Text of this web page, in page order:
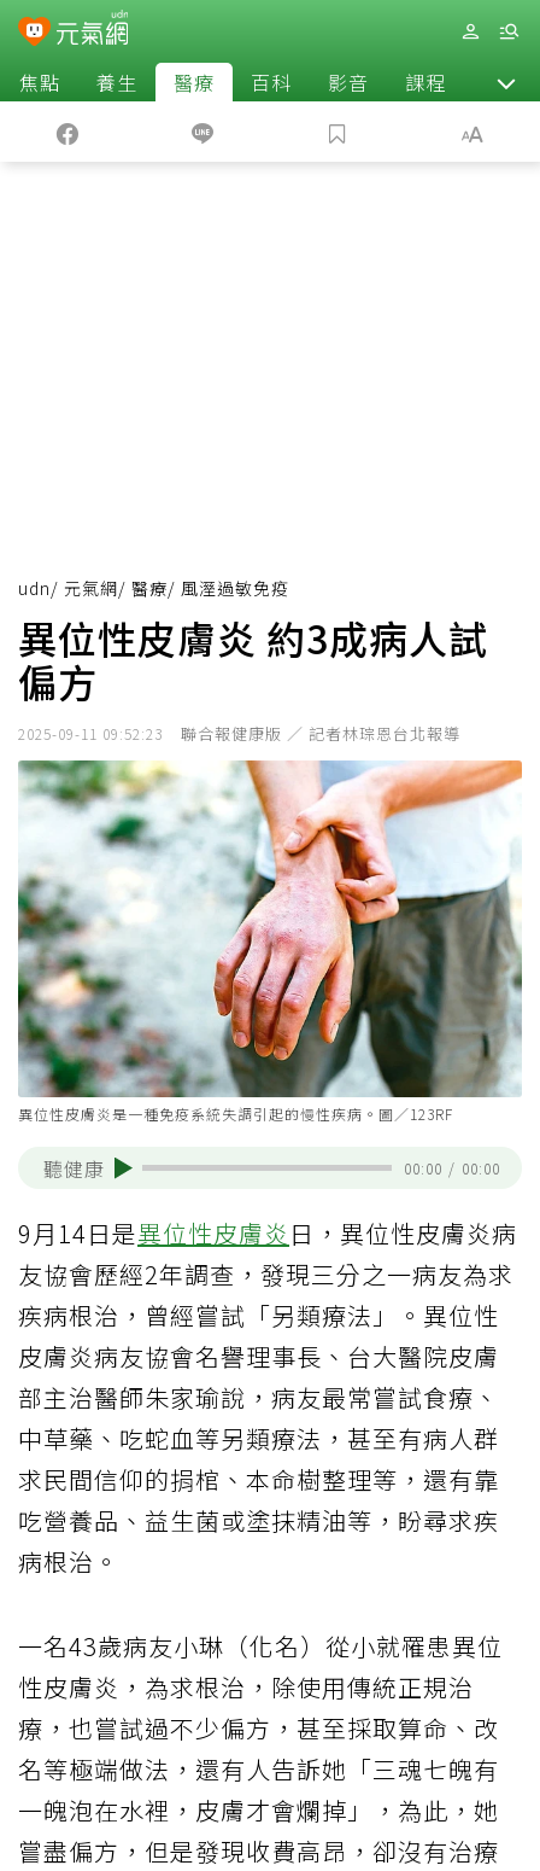
焦點 養生 醫療 百科 影音 課程 退休
udn/ 元氣網/ 醫療/ 風溼過敏免疫
異位性皮膚炎 約3成病人試
偏方
2025-09-11 09:52:23 聯合報健康版 ／ 記者林琮恩台北報導
異位性皮膚炎是一種免疫系統失調引起的慢性疾病。圖／123RF
聽健康 00:00 / 00:00
9月14日是異位性皮膚炎 日，異位性皮膚炎病
友協會歷經2年調查，發現三分之一病友為求
疾病根治，曾經嘗試「另類療法」。異位性
皮膚炎病友協會名譽理事長、台大醫院皮膚
部主治醫師朱家瑜說，病友最常嘗試食療、
中草藥、吃蛇血等另類療法，甚至有病人群
求民間信仰的捐棺、本命樹整理等，還有靠
吃營養品、益生菌或塗抹精油等，盼尋求疾
病根治。
一名43歲病友小琳（化名）從小就罹患異位
性皮膚炎，為求根治，除使用傳統正規治
療，也嘗試過不少偏方，甚至採取算命、改
名等極端做法，還有人告訴她「三魂七魄有
一魄泡在水裡，皮膚才會爛掉」，為此，她
嘗盡偏方，但是發現收費高昂，卻沒有治療